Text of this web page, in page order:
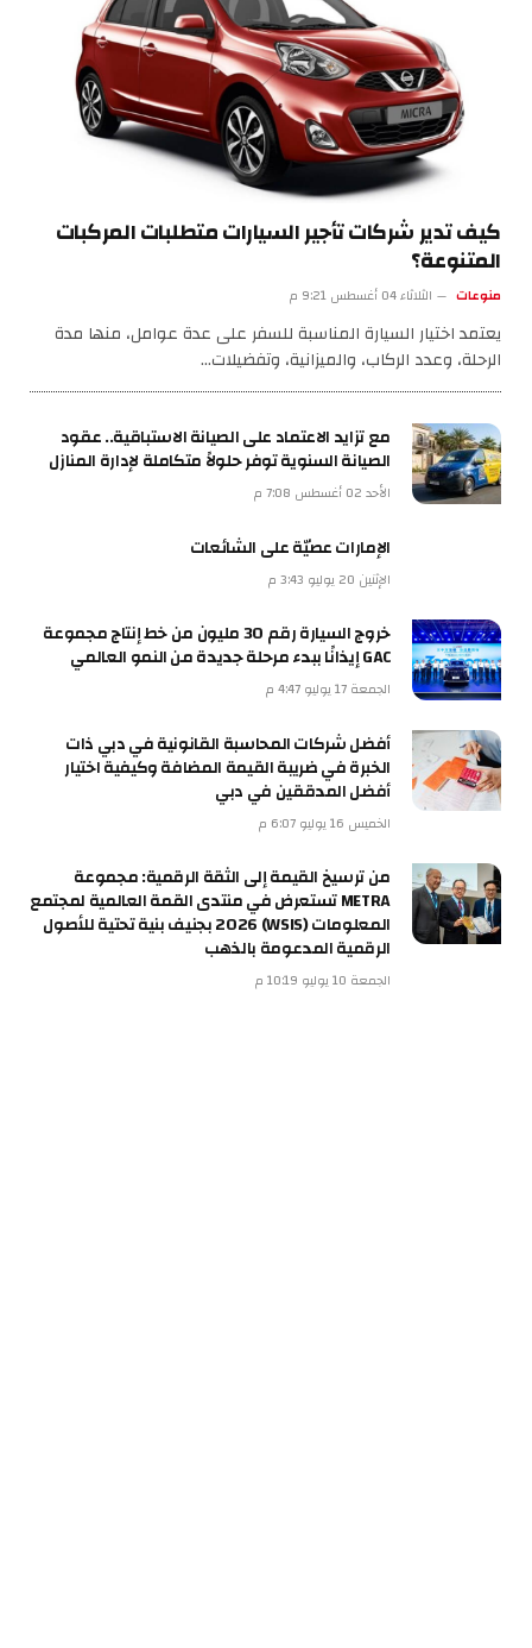
كيف تدير شركات تأجير السيارات متطلبات المركبات
المتنوعة؟
منوعات الثلاثاء 04 أغسطس 9:21 م
يعتمد اختيار السيارة المناسبة للسفر على عدة عوامل، منها مدة
الرحلة، وعدد الركاب، والميزانية، وتفضيلات…
مع تزايد الاعتماد على الصيانة الاستباقية.. عقود
الصيانة السنوية توفر حلولاً متكاملة لإدارة المنازل
الأحد 02 أغسطس 7:08 م
الإمارات عصيّة على الشائعات
الإثنين 20 يوليو 3:43 م
خروج السيارة رقم 30 مليون من خط إنتاج مجموعة
GAC إيذانًا ببدء مرحلة جديدة من النمو العالمي
الجمعة 17 يوليو 4:47 م
أفضل شركات المحاسبة القانونية في دبي ذات
الخبرة في ضريبة القيمة المضافة وكيفية اختيار
أفضل المدققين في دبي
الخميس 16 يوليو 6:07 م
من ترسيخ القيمة إلى الثقة الرقمية: مجموعة
METRA تستعرض في منتدى القمة العالمية لمجتمع
المعلومات (WSIS) 2026 بجنيف بنية تحتية للأصول
الرقمية المدعومة بالذهب
الجمعة 10 يوليو 10:19 م